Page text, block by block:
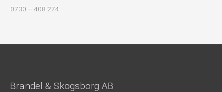
0730 – 408 274
Brandel & Skogsborg AB